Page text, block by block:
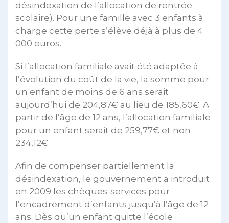
désindexation de l’allocation de rentrée
scolaire). Pour une famille avec 3 enfants à
charge cette perte s’élève déjà à plus de 4
000 euros.
Si l’allocation familiale avait été adaptée à
l’évolution du coût de la vie, la somme pour
un enfant de moins de 6 ans serait
aujourd’hui de 204,87€ au lieu de 185,60€. A
partir de l’âge de 12 ans, l’allocation familiale
pour un enfant serait de 259,77€ et non
234,12€.
Afin de compenser partiellement la
désindexation, le gouvernement a introduit
en 2009 les chèques-services pour
l’encadrement d’enfants jusqu’à l’âge de 12
ans. Dès qu’un enfant quitte l’école